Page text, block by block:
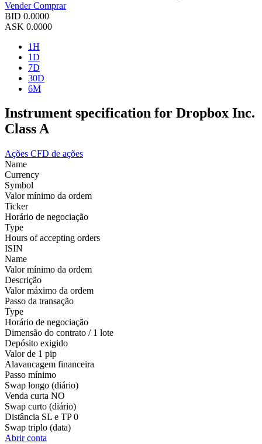
VenderComprar
BID 0.0000
ASK 0.0000
1H
1D
7D
30D
6M
Instrument specification for Dropbox Inc.
Class A
Ações CFD de ações
Name
Currency
Symbol
Valor mínimo da ordem
Ticker
Horário de negociação
Type
Hours of accepting orders
ISIN
Name
Valor mínimo da ordem
Descrição
Valor máximo da ordem
Passo da transação
Type
Horário de negociação
Dimensão do contrato / 1 lote
Depósito exigido
Valor de 1 pip
Alavancagem financeira
Passo mínimo
Swap longo (diário)
Venda curta NO
Swap curto (diário)
Distância SL e TP 0
Swap triplo (data)
Abrir conta